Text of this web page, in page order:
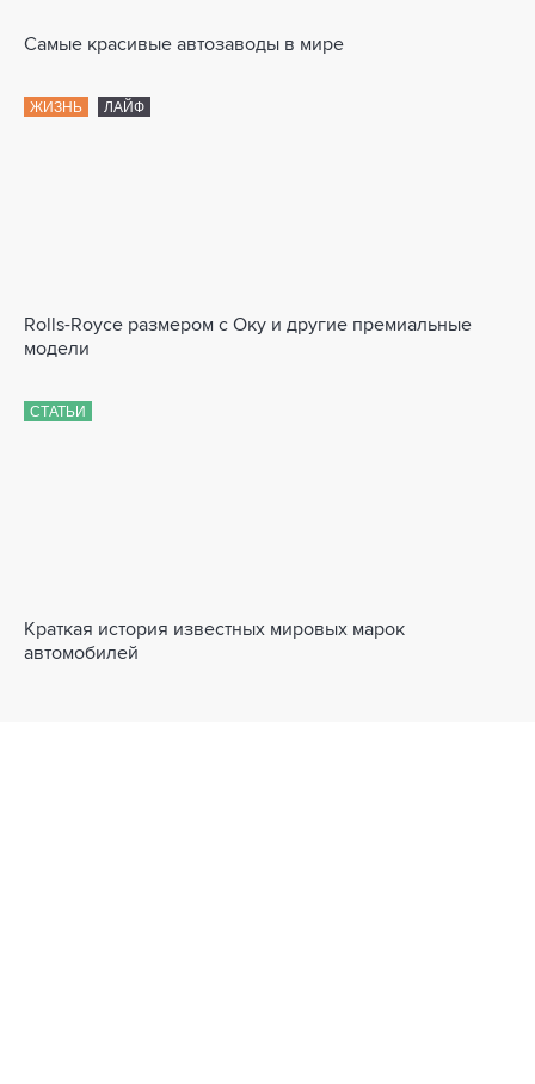
Самые красивые автозаводы в мире
ЖИЗНЬ ЛАЙФ
Rolls-Royce размером с Оку и другие премиальные
модели
СТАТЬИ
Краткая история известных мировых марок
автомобилей